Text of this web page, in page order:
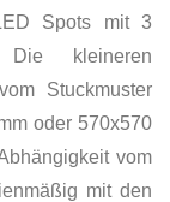
Spots mit 3
Die kleineren
Stuckmuster
oder 570x570
vom
mit den